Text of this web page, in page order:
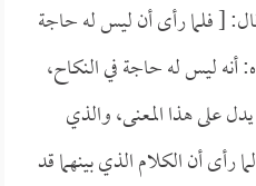
[ فلما رأى أن ليس له حاجة
ليس له حاجة في النكاح،
على هذا المعنى، والذي
أن الكلام الذي بينهما قد